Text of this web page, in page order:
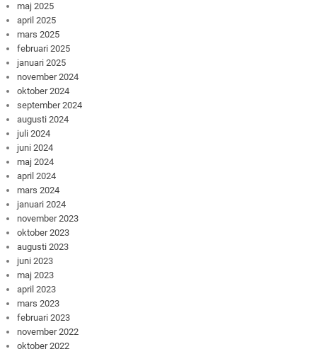
maj 2025
april 2025
mars 2025
februari 2025
januari 2025
november 2024
oktober 2024
september 2024
augusti 2024
juli 2024
juni 2024
maj 2024
april 2024
mars 2024
januari 2024
november 2023
oktober 2023
augusti 2023
juni 2023
maj 2023
april 2023
mars 2023
februari 2023
november 2022
oktober 2022